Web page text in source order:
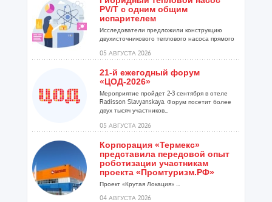
PV/T с одним общим
испарителем
Исследователи предложили конструкцию
двухисточникового теплового насоса прямого
05 АВГУСТА 2026
21-й ежегодный форум
«ЦОД-2026»
Мероприятие пройдет 2-3 сентября в отеле
Radisson Slavyanskaya. Форум посетит более
двух тысяч участников...
05 АВГУСТА 2026
Корпорация «Термекс»
представила передовой опыт
роботизации участникам
проекта «Промтуризм.РФ»
Проект «Крутая Локация» ...
04 АВГУСТА 2026